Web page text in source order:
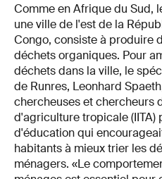
Comme en Afrique du Sud,
une ville de l'est de la
Congo, consiste à produire
déchets organiques. Pour
déchets dans la ville, le
de Runres, Leonhard
chercheuses et chercheurs
d'agriculture tropicale (IITA)
d'éducation qui
habitants à mieux trier les
ménagers. «Le